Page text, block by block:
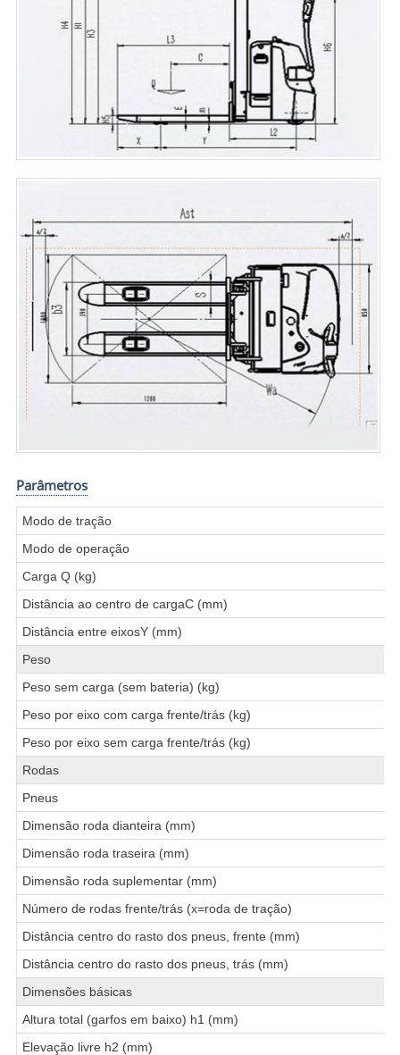
Parâmetros
Modo de tração
Modo de operação
Carga Q (kg)
Distância ao centro de cargaC (mm)
Distância entre eixosY (mm)
Peso
Peso sem carga (sem bateria) (kg)
Peso por eixo com carga frente/trás (kg)
Peso por eixo sem carga frente/trás (kg)
Rodas
Pneus
Dimensão roda dianteira (mm)
Dimensão roda traseira (mm)
Dimensão roda suplementar (mm)
Número de rodas frente/trás (x=roda de tração)
Distância centro do rasto dos pneus, frente (mm)
Distância centro do rasto dos pneus, trás (mm)
Dimensões básicas
Altura total (garfos em baixo) h1 (mm)
Elevação livre h2 (mm)